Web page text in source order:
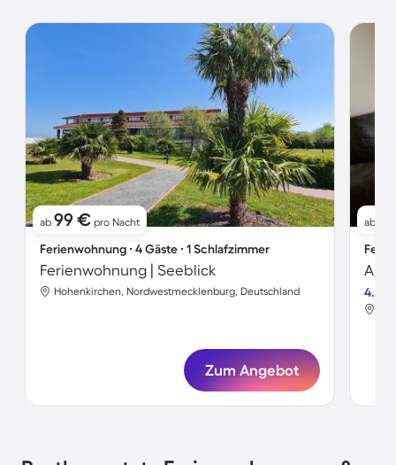
ab 99 € pro Nacht
Ferienwohnung ∙ 4 Gäste ∙ 1 Schlafzimmer
Ferienwohnung | Seeblick
Hohenkirchen, Nordwestmecklenburg, Deutschland
Zum Angebot
ab
4.7